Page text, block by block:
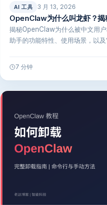
AI 工具 3 月 13, 2026
OpenClaw为什么叫龙虾？
揭秘OpenClaw为什么被中文用
助手的功能特性、使用场景，以
7 分钟